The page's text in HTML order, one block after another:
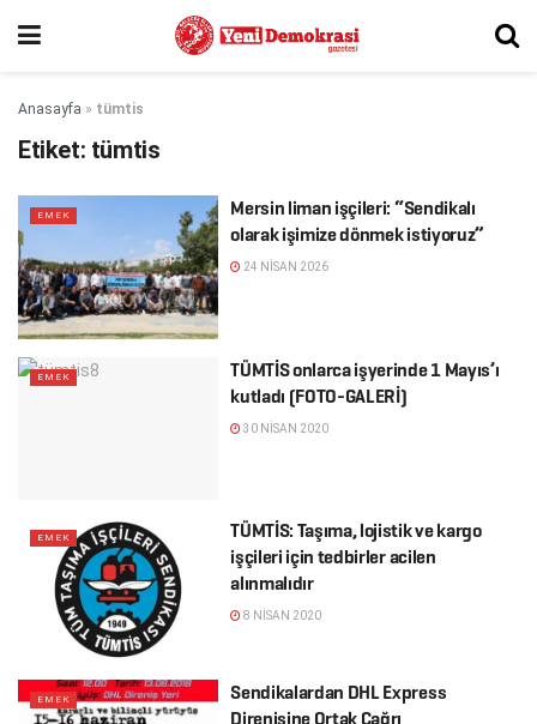
Anasayfa » tümtis
Etiket: tümtis
EMEK
Mersin liman işçileri: “Sendikalı
olarak işimize dönmek istiyoruz”
24 NISAN 2026
EMEK
TÜMTİS onlarca işyerinde 1 Mayıs’ı
kutladı (FOTO-GALERİ)
30 NISAN 2020
EMEK
TÜMTİS: Taşıma, lojistik ve kargo
işçileri için tedbirler acilen
alınmalıdır
8 NISAN 2020
EMEK
Sendikalardan DHL Express
Direnişine Ortak Çağrı